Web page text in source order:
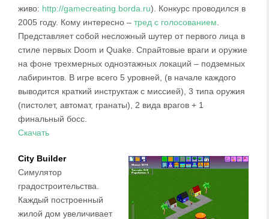
живо: http://gamecreating.borda.ru). Конкурс проводился в
2005 году. Кому интересно – тред с голосованием
Представляет собой несложный шутер от первого лица в
стиле первых Doom и Quake. Спрайтовые враги и оружие
на фоне трехмерных одноэтажных локаций – подземных
лабиринтов. В игре всего 5 уровней, (в начале каждого
выводится краткий инструктаж с миссией), 3 типа оружия
(пистолет, автомат, гранаты), 2 вида врагов + 1
финальный босс.
Скачать
City Builder
Симулятор
градостроительства.
Каждый построенный
жилой дом увеличивает